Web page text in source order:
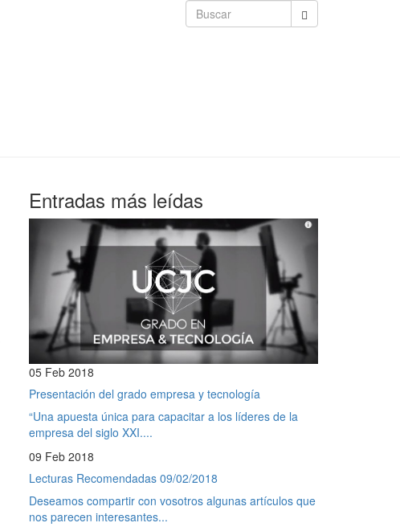
Entradas más leídas
05 Feb 2018
Presentación del grado empresa y tecnología
“Una apuesta única para capacitar a los líderes de la
empresa del siglo XXI....
09 Feb 2018
Lecturas Recomendadas 09/02/2018
Deseamos compartir con vosotros algunas artículos que
nos parecen interesantes...